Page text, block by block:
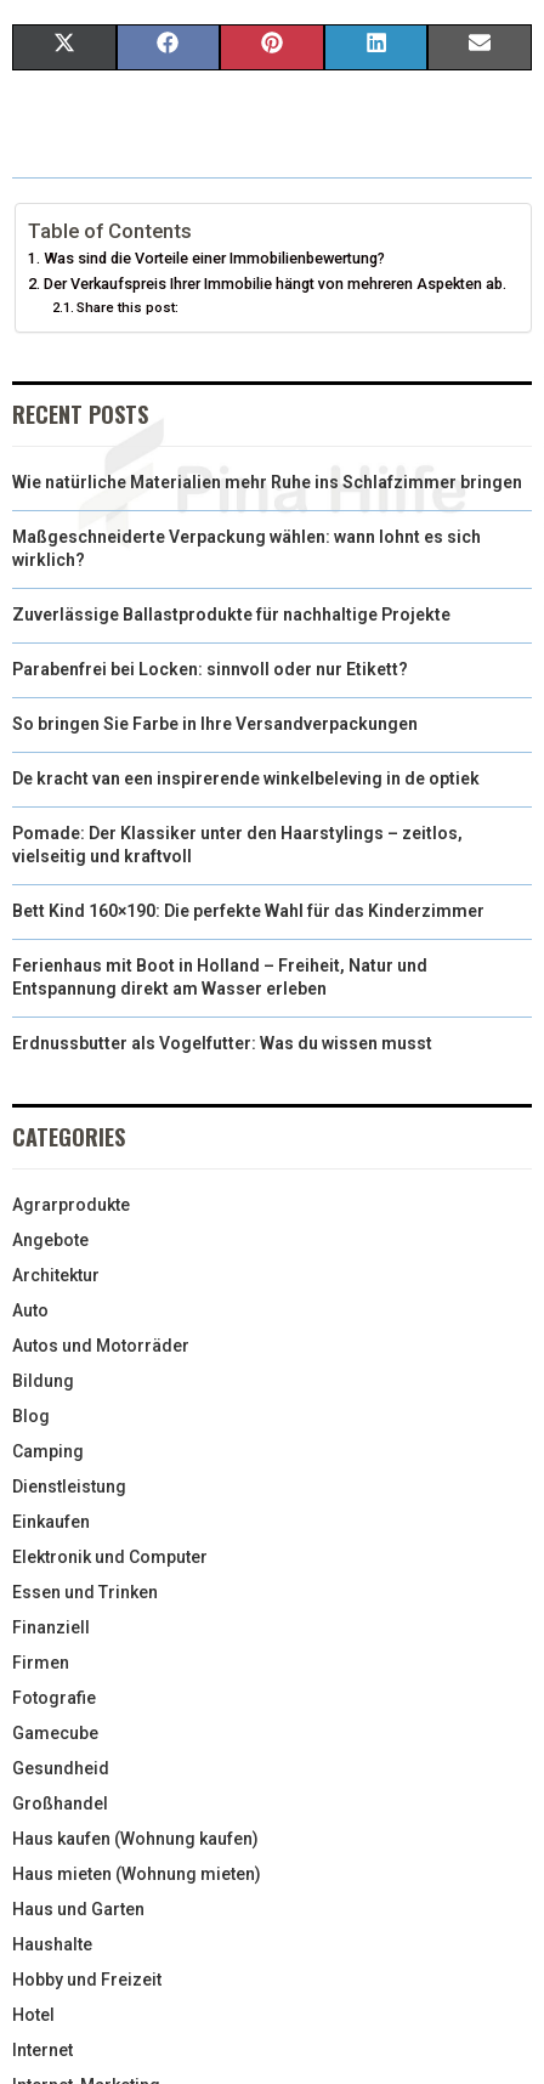
W
T
T
E
O
T
R
K I
Table of Contents
Was sind die Vorteile einer Immobilienbewertung?
Der Verkaufspreis Ihrer Immobilie hängt von mehreren Aspekten ab.
Share this post:
RECENT POSTS
Wie natürliche Materialien mehr Ruhe ins Schlafzimmer bringen
Maßgeschneiderte Verpackung wählen: wann lohnt es sich
wirklich?
Zuverlässige Ballastprodukte für nachhaltige Projekte
Parabenfrei bei Locken: sinnvoll oder nur Etikett?
So bringen Sie Farbe in Ihre Versandverpackungen
De kracht van een inspirerende winkelbeleving in de optiek
Pomade: Der Klassiker unter den Haarstylings – zeitlos,
vielseitig und kraftvoll
Bett Kind 160×190: Die perfekte Wahl für das Kinderzimmer
Ferienhaus mit Boot in Holland – Freiheit, Natur und
Entspannung direkt am Wasser erleben
Erdnussbutter als Vogelfutter: Was du wissen musst
CATEGORIES
Agrarprodukte
Angebote
Architektur
Auto
Autos und Motorräder
Bildung
Blog
Camping
Dienstleistung
Einkaufen
Elektronik und Computer
Essen und Trinken
Finanziell
Firmen
Fotografie
Gamecube
Gesundheid
Großhandel
Haus kaufen (Wohnung kaufen)
Haus mieten (Wohnung mieten)
Haus und Garten
Haushalte
Hobby und Freizeit
Hotel
Internet